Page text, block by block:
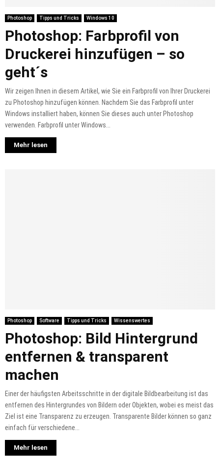
Photoshop Tipps und Tricks Windows 10
Photoshop: Farbprofil von
Druckerei hinzufügen – so
geht´s
Wir zeigen Ihnen in diesem Artikel, wie Sie ein Farbprofil von Ihrer Druckerei
zu Photoshop hinzufügen können. Nachdem Sie das Farbprofil unter
Windows installiert haben, können Sie dieses auch unter Photoshop
verwenden. Farbprofil unter Windows...
Mehr lesen
Photoshop Software Tipps und Tricks Wissenswertes
Photoshop: Bild Hintergrund
entfernen & transparent
machen
Einer der häufigsten Arbeitsschritte in der digitale Bildbearbeitung ist das
entfernen des Hintergrundes von Bildern oder Objekten, wobei es meist das
Ziel ist eine Transparenz zu erzeugen. Transparente Bilder können so ganz
einfach für verschiedene...
Mehr lesen